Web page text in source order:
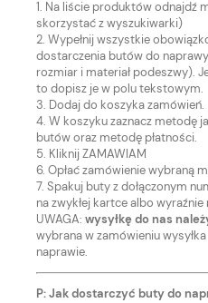
1. Na liście produktów odnajdź
skorzystać z wyszukiwarki)
2. Wypełnij wszystkie
dostarczenia butów do
rozmiar i materiał podeszwy).
to dopisz je w polu tekstowym.
3. Dodaj do koszyka zamówień.
4. W koszyku zaznacz metodę
butów oraz metodę płatności.
5. Kliknij ZAMAWIAM
6. Opłać zamówienie wybraną
7. Spakuj buty z dołączonym
na zwykłej kartce albo
UWAGA: wysyłkę do nas
wybrana w zamówieniu
naprawie.
P: Jak dostarczyć buty do